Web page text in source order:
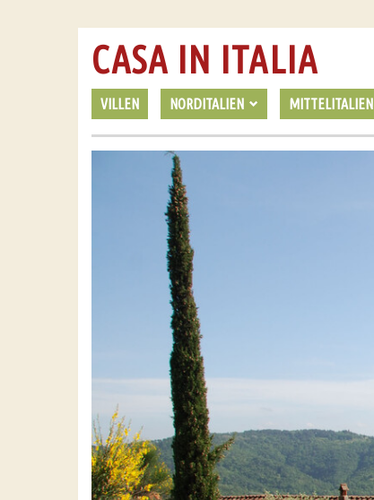
VILLEN NORDITALIEN MITTELITALIEN
CASA IN ITALIA